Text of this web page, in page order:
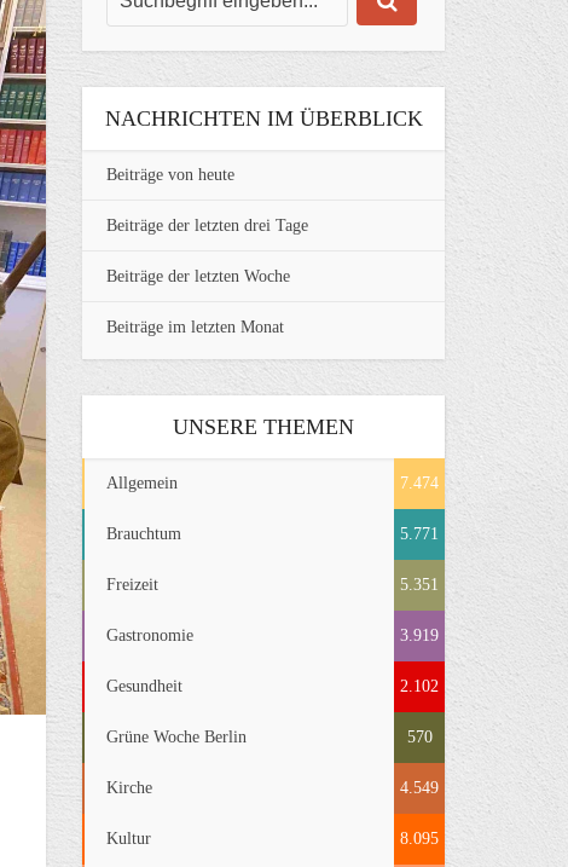
NACHRICHTEN IM ÜBERBLICK
Beiträge von heute
Beiträge der letzten drei Tage
Beiträge der letzten Woche
Beiträge im letzten Monat
UNSERE THEMEN
Allgemein 7.474
Brauchtum 5.771
Freizeit 5.351
Gastronomie 3.919
Gesundheit 2.102
Grüne Woche Berlin 570
Kirche 4.549
Kultur 8.095